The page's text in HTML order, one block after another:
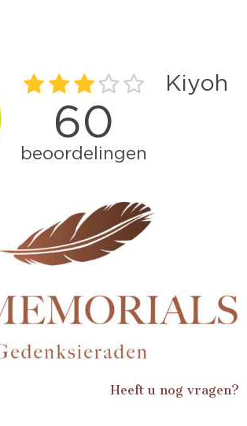
Heeft u nog vragen?